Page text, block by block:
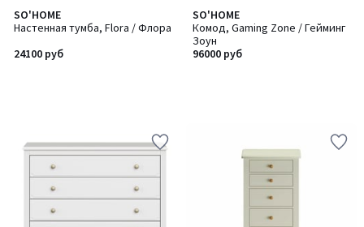
SO'HOME
Настенная тумба, Flora / Флора
24100 руб
SO'HOME
Комод, Gaming Zone / Гейминг
Зоун
96000 руб